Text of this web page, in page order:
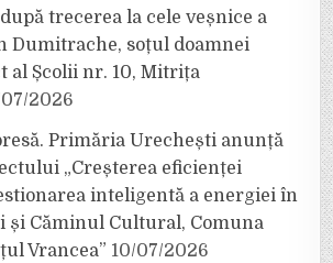
trecerea la cele veșnice a
Dumitrache, soțul doamnei
al Școlii nr. 10, Mitrița
2026
Primăria Urechești anunță
„Creșterea eficienței
inteligentă a energiei în
și Căminul Cultural, Comuna
Vrancea” 10/07/2026